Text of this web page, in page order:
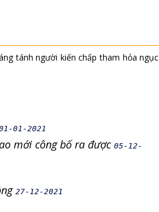
tánh người kiến chấp tham hỏa ngục
01-2021
mới công bố ra được 05-12-
27-12-2021